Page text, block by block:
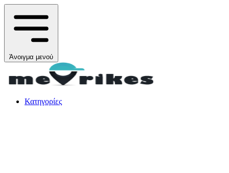
Άνοιγμα μενού
Κατηγορίες